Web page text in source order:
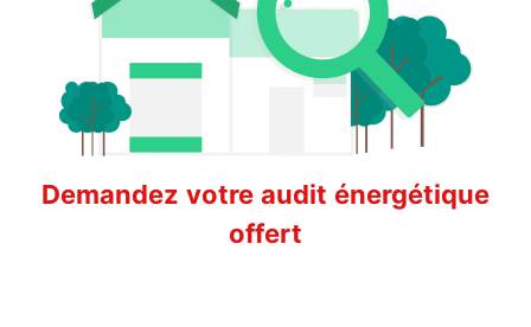
Demandez votre audit énergétique
offert